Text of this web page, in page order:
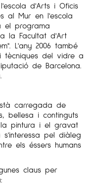
d'Arts i Oficis
al Mur en l'escola
el programa
la Facultat d'Art
L'any 2006 també
tècniques del vidre a
de Barcelona.
carregada de
bellesa i continguts
pintura i el gravat
pel diàleg
els éssers humans
claus per